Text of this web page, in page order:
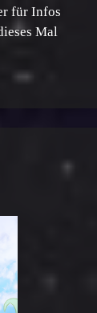
für Infos
Mal